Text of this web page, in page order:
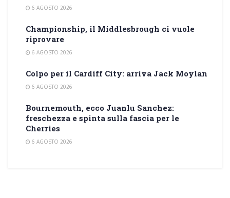
6 AGOSTO 2026
Championship, il Middlesbrough ci vuole
riprovare
6 AGOSTO 2026
Colpo per il Cardiff City: arriva Jack Moylan
6 AGOSTO 2026
Bournemouth, ecco Juanlu Sanchez:
freschezza e spinta sulla fascia per le
Cherries
6 AGOSTO 2026